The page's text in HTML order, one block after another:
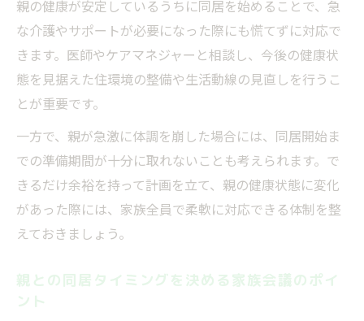
調整術
親と同居で大切なルールとタイミングの関
係性
家族の納得感を高めるタイミングとルール
作り
実親と円満に同居を始めるための心得
実親との同居成功はタイミング選びが鍵
タイミングを重視した実親との円満同居の
コツ
せ方
親の健康が安定しているうちに同居を始めることで、急
な介護やサポートが必要になった際にも慌てずに対応で
きます。医師やケアマネジャーと相談し、今後の健康状
態を見据えた住環境の整備や生活動線の見直しを行うこ
とが重要です。
一方で、親が急激に体調を崩した場合には、同居開始ま
での準備期間が十分に取れないことも考えられます。で
きるだけ余裕を持って計画を立て、親の健康状態に変化
があった際には、家族全員で柔軟に対応できる体制を整
えておきましょう。
親との同居タイミングを決める家族会議のポイ
ント